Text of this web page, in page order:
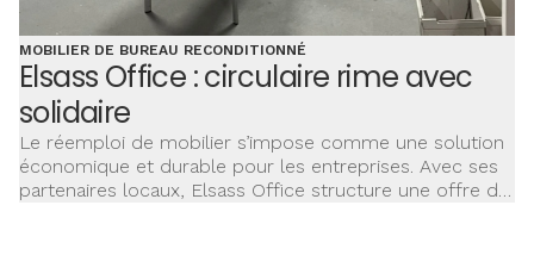
MOBILIER DE BUREAU RECONDITIONNÉ
Elsass Office : circulaire rime avec
solidaire
Le réemploi de mobilier s’impose comme une solution
économique et durable pour les entreprises. Avec ses
partenaires locaux, Elsass Office structure une offre de